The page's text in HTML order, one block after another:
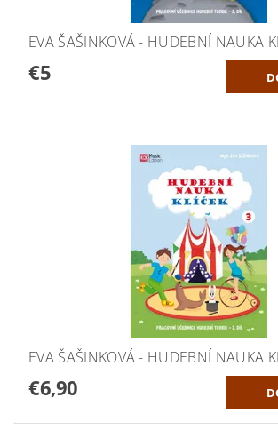
EVA ŠAŠINKOVÁ - HUDEBNÍ NAUKA
€5
EVA ŠAŠINKOVÁ - HUDEBNÍ NAUKA
€6,90